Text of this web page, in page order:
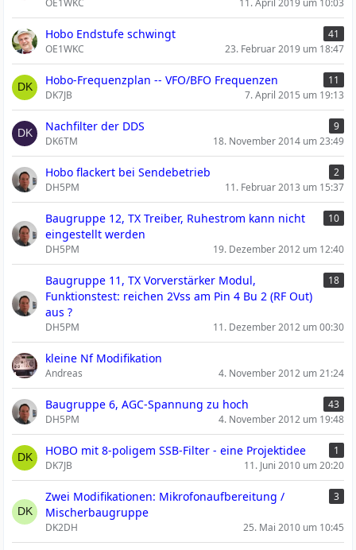
OE1WKC 11. April 2019 um 10:03
Hobo Endstufe schwingt
41
OE1WKC
23. Februar 2019 um 18:47
Hobo-Frequenzplan -- VFO/BFO Frequenzen
11
DK7JB
7. April 2015 um 19:13
Nachfilter der DDS
9
DK6TM
18. November 2014 um 23:49
Hobo flackert bei Sendebetrieb
2
DH5PM
11. Februar 2013 um 15:37
Baugruppe 12, TX Treiber, Ruhestrom kann nicht
eingestellt werden
10
DH5PM 19. Dezember 2012 um 12:40
Baugruppe 11, TX Vorverstärker Modul,
Funktionstest: reichen 2Vss am Pin 4 Bu 2 (RF Out)
aus ?
18
DH5PM 11. Dezember 2012 um 00:30
kleine Nf Modifikation
Andreas 4. November 2012 um 21:24
Baugruppe 6, AGC-Spannung zu hoch
43
DH5PM
4. November 2012 um 19:48
HOBO mit 8-poligem SSB-Filter - eine Projektidee
1
DK7JB
11. Juni 2010 um 20:20
Zwei Modifikationen: Mikrofonaufbereitung /
Mischerbaugruppe
3
DK2DH 25. Mai 2010 um 10:45